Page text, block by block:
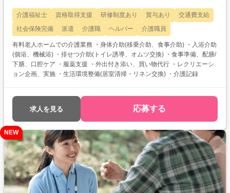
介護福祉士 資格取得支援 研修制度あり 賞与あり
交通費支給
社会保険完備
派遣 介護職 ヘルパー 介護職員
有料老人ホームでの介護業務 ・身体介助(移乗介助、食事介助) ・入浴介助
(個浴、機械浴) ・排せつ介助(トイレ誘導、オムツ交換) ・食事準備、配膳/
下膳、口腔ケア ・服薬支援 ・外出付き添い、買い物代行 ・レクリエーシ
ョン企画、実施 ・生活環境整備(居室清掃・リネン交換) ・介護記録
求人を見る 応募する
NEW